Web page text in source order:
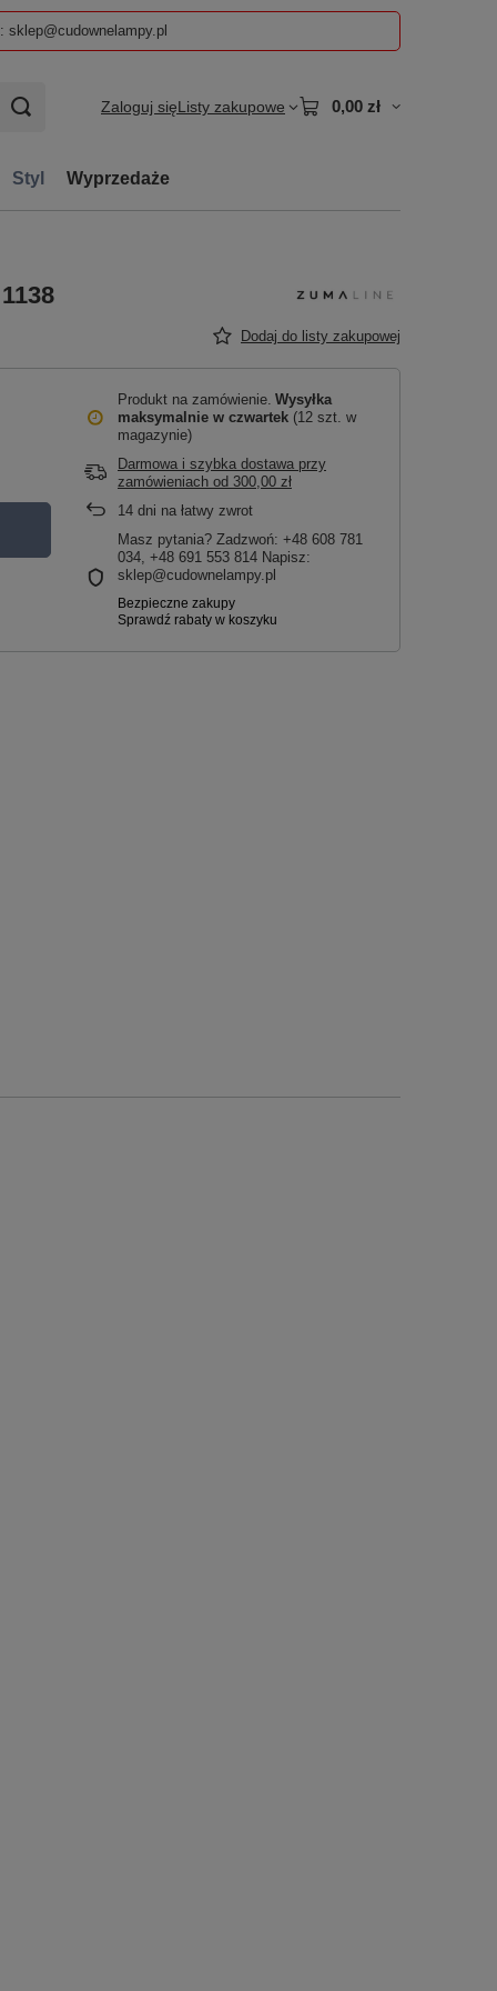
sklep@cudownelampy.pl
Zaloguj sięListy zakupowe 0,00 zł
Styl Wyprzedaże
Dodaj do listy zakupowej
Produkt na zamówienie Wysyłka
maksymalnie w czwartek (12 szt. w
magazynie)
Darmowa i szybka dostawa przy
zamówieniach od 300,00 zł
14 dni na łatwy zwrot
Masz pytania? Zadzwoń: +48 608 781
034, +48 691 553 814 Napisz:
sklep@cudownelampy.pl